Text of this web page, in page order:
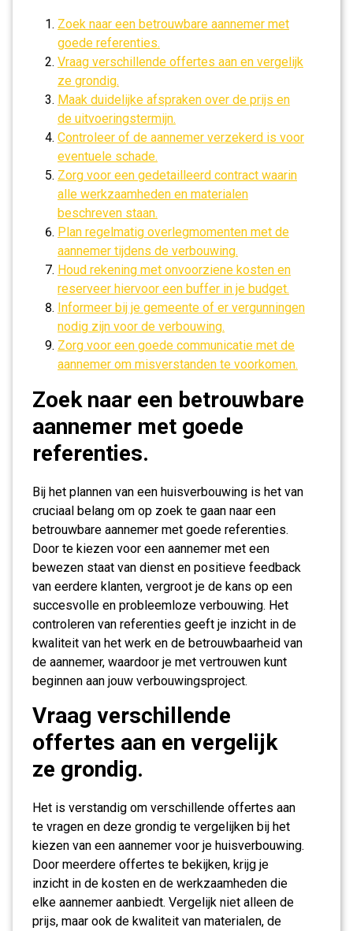
Zoek naar een betrouwbare aannemer met
goede referenties.
Vraag verschillende offertes aan en vergelijk
ze grondig.
Maak duidelijke afspraken over de prijs en
de uitvoeringstermijn.
Controleer of de aannemer verzekerd is voor
eventuele schade.
Zorg voor een gedetailleerd contract waarin
alle werkzaamheden en materialen
beschreven staan.
Plan regelmatig overlegmomenten met de
aannemer tijdens de verbouwing.
Houd rekening met onvoorziene kosten en
reserveer hiervoor een buffer in je budget.
Informeer bij je gemeente of er vergunningen
nodig zijn voor de verbouwing.
Zorg voor een goede communicatie met de
aannemer om misverstanden te voorkomen.
Zoek naar een betrouwbare
aannemer met goede
referenties.
Bij het plannen van een huisverbouwing is het van
cruciaal belang om op zoek te gaan naar een
betrouwbare aannemer met goede referenties.
Door te kiezen voor een aannemer met een
bewezen staat van dienst en positieve feedback
van eerdere klanten, vergroot je de kans op een
succesvolle en probleemloze verbouwing. Het
controleren van referenties geeft je inzicht in de
kwaliteit van het werk en de betrouwbaarheid van
de aannemer, waardoor je met vertrouwen kunt
beginnen aan jouw verbouwingsproject.
Vraag verschillende
offertes aan en vergelijk
ze grondig.
Het is verstandig om verschillende offertes aan
te vragen en deze grondig te vergelijken bij het
kiezen van een aannemer voor je huisverbouwing.
Door meerdere offertes te bekijken, krijg je
inzicht in de kosten en de werkzaamheden die
elke aannemer aanbiedt. Vergelijk niet alleen de
prijs, maar ook de kwaliteit van materialen, de